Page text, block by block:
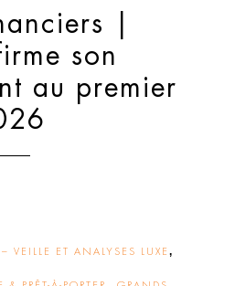
|
son
au premier
– VEILLE ET ANALYSES LUXE ,